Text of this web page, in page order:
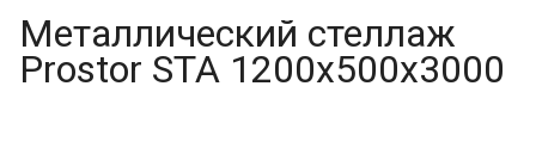
Металлический стеллаж
Prostor STA 1200х500х3000